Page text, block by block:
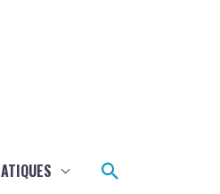
Rechercher